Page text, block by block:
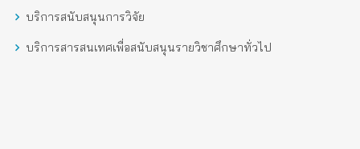
บริการสนับสนุนการวิจัย
บริการสารสนเทศเพื่อสนับสนุนรายวิชาศึกษาทั่วไป